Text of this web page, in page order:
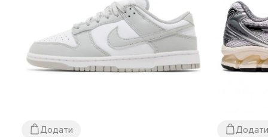
Додати Додати